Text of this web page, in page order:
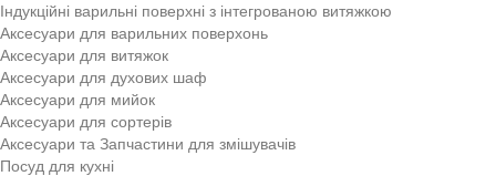
Індукційні варильні поверхні з інтегрованою витяжкою
Аксесуари для варильних поверхонь
Аксесуари для витяжок
Аксесуари для духових шаф
Аксесуари для мийок
Аксесуари для сортерів
Аксесуари та Запчастини для змішувачів
Посуд для кухні